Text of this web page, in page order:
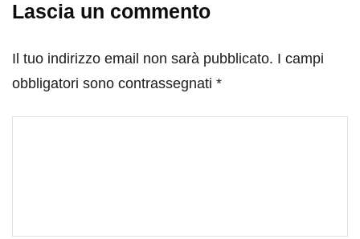
Lascia un commento
Il tuo indirizzo email non sarà pubblicato. I campi
obbligatori sono contrassegnati *